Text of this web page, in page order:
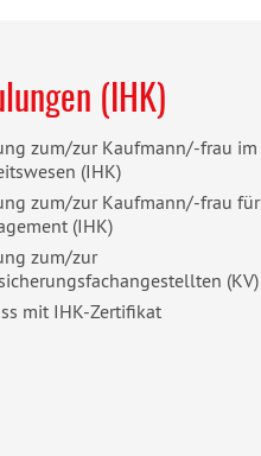
(IHK)
zum/zur Kaufmann/-frau im
(IHK)
zum/zur Kaufmann/-frau für
(IHK)
zum/zur
(KV)
mit IHK-Zertifikat